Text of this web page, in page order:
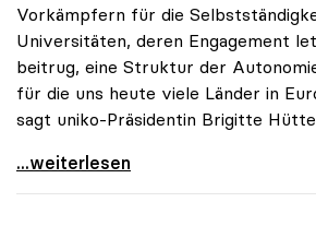
Vorkämpfern für die
Universitäten, deren Engagement
beitrug, eine Struktur der
für die uns heute viele Länder in
sagt uniko-Präsidentin Brigitte
uniko trauert um ehemaligen
...weiterlesen